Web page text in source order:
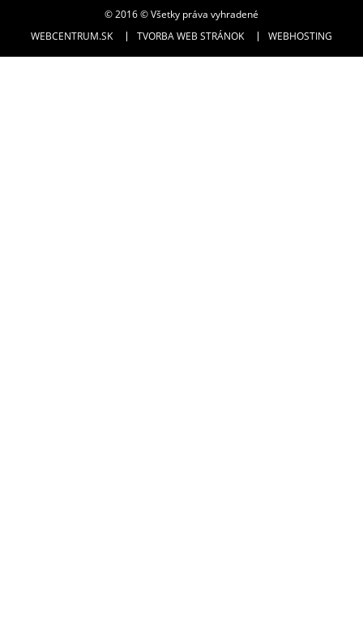
© 2016 © Všetky práva vyhradené
WEBCENTRUM.SK
TVORBA WEB STRÁNOK WEBHOSTING